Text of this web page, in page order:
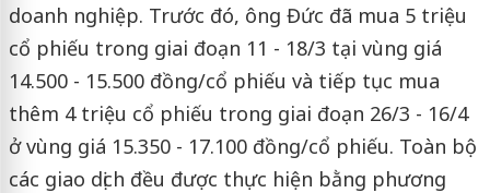
doanh nghiệp. Trước đó, ông Đức đã mua 5 triệu
cổ phiếu trong giai đoạn 11 - 18/3 tại vùng giá
14.500 - 15.500 đồng/cổ phiếu và tiếp tục mua
thêm 4 triệu cổ phiếu trong giai đoạn 26/3 - 16/4
ở vùng giá 15.350 - 17.100 đồng/cổ phiếu. Toàn bộ
các giao dịch đều được thực hiện bằng phương